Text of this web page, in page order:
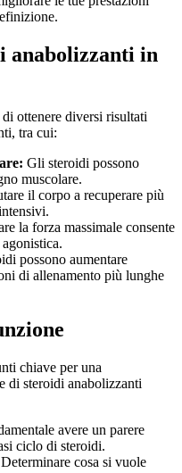
anabolizzanti in
ottenere diversi risultati
tra cui:
Gli steroidi possono
muscolare.
il corpo a recuperare più
la forza massimale consente
possono aumentare
di allenamento più lunghe
chiave per una
di steroidi anabolizzanti
avere un parere
ciclo di steroidi.
Determinare cosa si vuole